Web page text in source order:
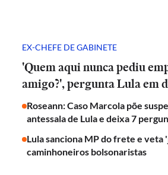
EX-CHEFE DE GABINETE
'Quem aqui nunca pediu
amigo?', pergunta Lula em
Roseann: Caso Marcola põe
antessala de Lula e deixa 7
Lula sanciona MP do frete e
caminhoneiros bolsonaristas